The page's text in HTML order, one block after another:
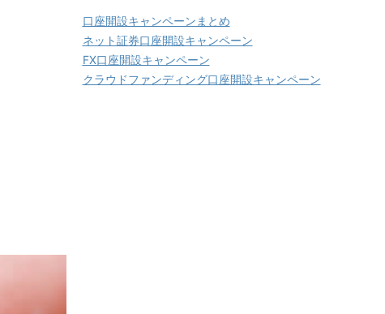
口座開設キャンペーンまとめ
ネット証券口座開設キャンペーン
FX口座開設キャンペーン
クラウドファンディング口座開設キャンペーン